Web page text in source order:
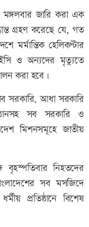
মঙ্গলবার জারি করা এক
গ্রহণ করেছে যে, গত
মর্মান্তিক হেলিকপ্টার
ও অন্যদের মৃত্যুতে
করা হবে।
সরকারি, আধা সরকারি
সব সরকারি ও
মিশনসমূহে জাতীয়
নিহতদের
সব মসজিদে
প্রতিষ্ঠানে বিশেষ